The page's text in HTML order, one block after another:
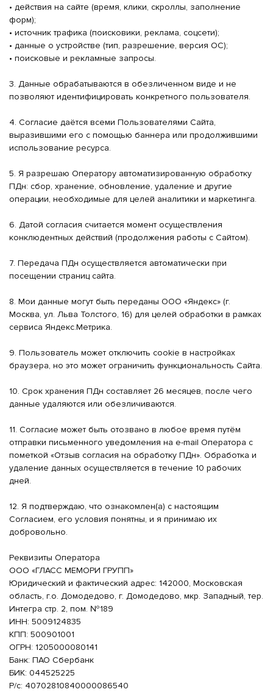
• действия на сайте (время, клики, скроллы, заполнение
форм);
• источник трафика (поисковики, реклама, соцсети);
• данные о устройстве (тип, разрешение, версия ОС);
• поисковые и рекламные запросы.
3. Данные обрабатываются в обезличенном виде и не
позволяют идентифицировать конкретного пользователя.
4. Согласие даётся всеми Пользователями Сайта,
выразившими его с помощью баннера или продолжившими
использование ресурса.
5. Я разрешаю Оператору автоматизированную обработку
ПДн: сбор, хранение, обновление, удаление и другие
операции, необходимые для целей аналитики и маркетинга.
6. Датой согласия считается момент осуществления
конклюдентных действий (продолжения работы с Сайтом).
7. Передача ПДн осуществляется автоматически при
посещении страниц сайта.
8. Мои данные могут быть переданы ООО «Яндекс» (г.
Москва, ул. Льва Толстого, 16) для целей обработки в рамках
сервиса Яндекс.Метрика.
9. Пользователь может отключить cookie в настройках
браузера, но это может ограничить функциональность Сайта.
10. Срок хранения ПДн составляет 26 месяцев, после чего
данные удаляются или обезличиваются.
11. Согласие может быть отозвано в любое время путём
отправки письменного уведомления на e-mail Оператора с
пометкой «Отзыв согласия на обработку ПДн». Обработка и
удаление данных осуществляется в течение 10 рабочих
дней.
12. Я подтверждаю, что ознакомлен(а) с настоящим
Согласием, его условия понятны, и я принимаю их
добровольно.
Реквизиты Оператора
ООО «ГЛАСС МЕМОРИ ГРУПП»
Юридический и фактический адрес: 142000, Московская
область, г.о. Домодедово, г. Домодедово, мкр. Западный, тер.
Интегра стр. 2, пом. №189
ИНН: 5009124835
КПП: 500901001
ОГРН: 1205000080141
Банк: ПАО Сбербанк
БИК: 044525225
Р/с: 40702810840000086540